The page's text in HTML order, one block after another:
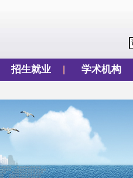
招生就业 学术机构